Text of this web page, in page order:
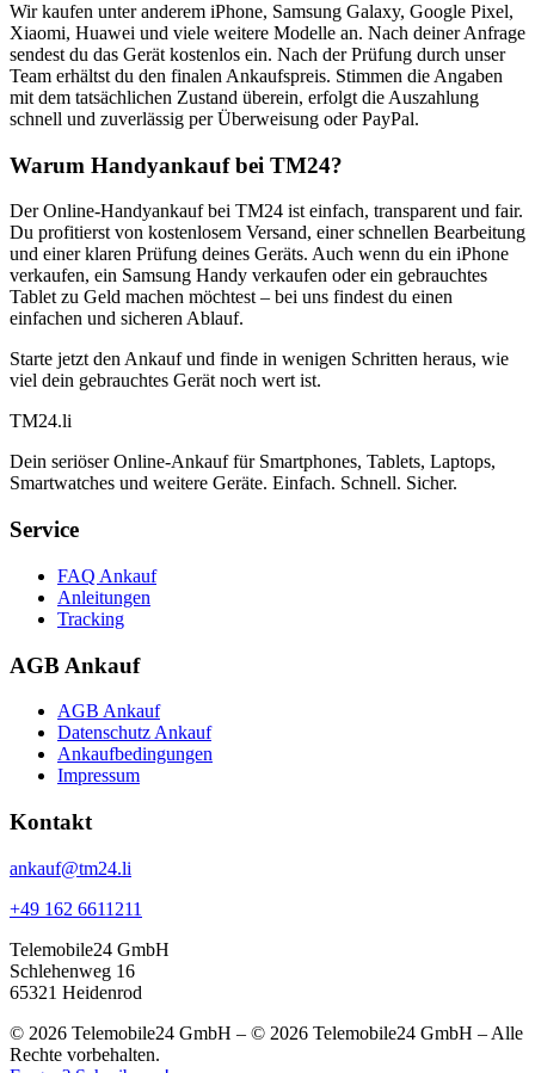
Wir kaufen unter anderem iPhone, Samsung Galaxy, Google Pixel,
Xiaomi, Huawei und viele weitere Modelle an. Nach deiner Anfrage
sendest du das Gerät kostenlos ein. Nach der Prüfung durch unser
Team erhältst du den finalen Ankaufspreis. Stimmen die Angaben
mit dem tatsächlichen Zustand überein, erfolgt die Auszahlung
schnell und zuverlässig per Überweisung oder PayPal.
Warum Handyankauf bei TM24?
Der Online-Handyankauf bei TM24 ist einfach, transparent und fair.
Du profitierst von kostenlosem Versand, einer schnellen Bearbeitung
und einer klaren Prüfung deines Geräts. Auch wenn du ein iPhone
verkaufen, ein Samsung Handy verkaufen oder ein gebrauchtes
Tablet zu Geld machen möchtest – bei uns findest du einen
einfachen und sicheren Ablauf.
Starte jetzt den Ankauf und finde in wenigen Schritten heraus, wie
viel dein gebrauchtes Gerät noch wert ist.
TM24.li
Dein seriöser Online-Ankauf für Smartphones, Tablets, Laptops,
Smartwatches und weitere Geräte. Einfach. Schnell. Sicher.
Service
FAQ Ankauf
Anleitungen
Tracking
AGB Ankauf
AGB Ankauf
Datenschutz Ankauf
Ankaufbedingungen
Impressum
Kontakt
ankauf@tm24.li
+49 162 6611211
Telemobile24 GmbH
Schlehenweg 16
65321 Heidenrod
© 2026 Telemobile24 GmbH – © 2026 Telemobile24 GmbH – Alle
Rechte vorbehalten.